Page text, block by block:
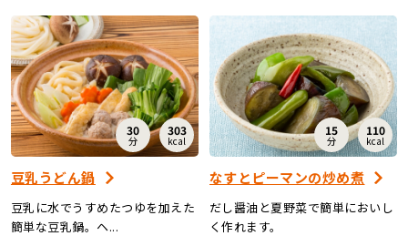
30
分
303
kcal
豆乳うどん鍋
豆乳に水でうすめたつゆを加えた
簡単な豆乳鍋。ヘ...
15
分
110
kcal
なすとピーマンの炒め煮
だし醤油と夏野菜で簡単においし
く作れます。